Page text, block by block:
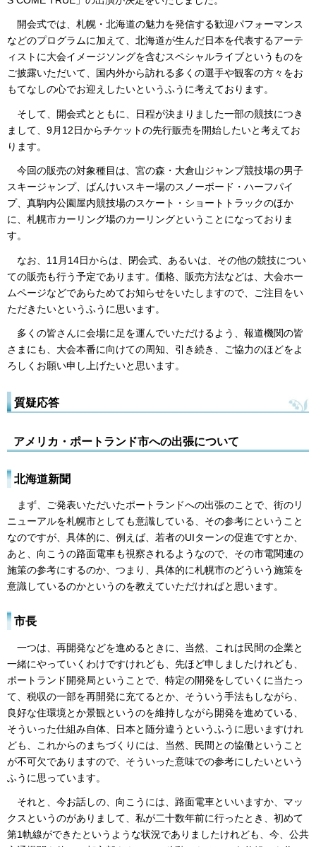
開会式では、札幌・北海道の魅力を発信する歓迎パフォーマンス
などのプログラムに加えて、北海道が生んだ日本を代表するアーテ
ィストに大会イメージソングを含むスペシャルライブというものを
ご披露いただいて、国内外から訪れる多くの選手や観客の方々をお
もてなしの心でお迎えしたいというふうに考えております。
そして、開会式とともに、日程が決まりました一部の競技につき
まして、9月12日からチケットの先行販売を開始したいと考えてお
ります。
今回の販売の対象種目は、宮の森・大倉山ジャンプ競技場の男子
スキージャンプ、ばんけいスキー場のスノーボード・ハーフパイ
プ、真駒内公園屋内競技場のスケート・ショートトラックのほか
に、札幌市カーリング場のカーリングということになっておりま
す。
なお、11月14日からは、閉会式、あるいは、その他の競技につい
ての販売も行う予定であります。価格、販売方法などは、大会ホー
ムページなどであらためてお知らせをいたしますので、ご注目をい
ただきたいというふうに思います。
多くの皆さんに会場に足を運んでいただけるよう、報道機関の皆
さまにも、大会本番に向けての周知、引き続き、ご協力のほどをよ
ろしくお願い申し上げたいと思います。
質疑応答
アメリカ・ポートランド市への出張について
北海道新聞
まず、ご発表いただいたポートランドへの出張のことで、街のリ
ニューアルを札幌市としても意識している、その参考にということ
なのですが、具体的に、例えば、若者のUIターンの促進ですとか、
あと、向こうの路面電車も視察されるようなので、その市電関連の
施策の参考にするのか、つまり、具体的に札幌市のどういう施策を
意識しているのかというのを教えていただければと思います。
市長
一つは、再開発などを進めるときに、当然、これは民間の企業と
一緒にやっていくわけですけれども、先ほど申しましたけれども、
ポートランド開発局ということで、特定の開発をしていくに当たっ
て、税収の一部を再開発に充てるとか、そういう手法もしながら、
良好な住環境とか景観というのを維持しながら開発を進めている、
そういった仕組み自体、日本と随分違うというふうに思いますけれ
ども、これからのまちづくりには、当然、民間との協働ということ
が不可欠でありますので、そういった意味での参考にしたいという
ふうに思っています。
それと、今お話しの、向こうには、路面電車といいますか、マッ
クスというのがありまして、私が二十数年前に行ったとき、初めて
第1軌線ができたというような状況でありましたけれども、今、公共